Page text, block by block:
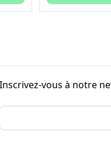
Inscrivez-vous à notre